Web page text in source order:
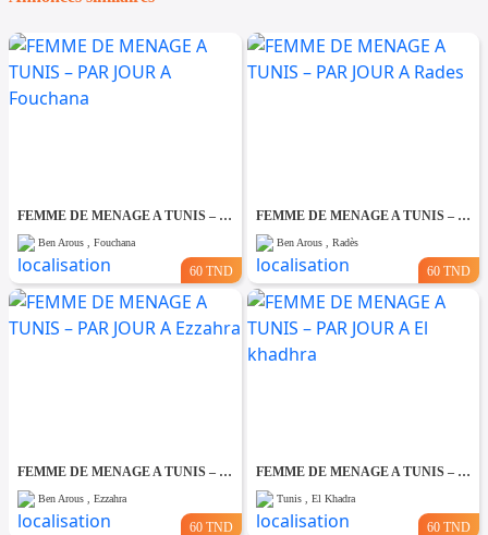
FEMME DE MENAGE A TUNIS – PAR JOUR A Fouchana
Ben Arous , Fouchana
60 TND
FEMME DE MENAGE A TUNIS – PAR JOUR A Rades
Ben Arous , Radès
60 TND
FEMME DE MENAGE A TUNIS – PAR JOUR A Ezzahra
Ben Arous , Ezzahra
60 TND
FEMME DE MENAGE A TUNIS – PAR JOUR A El khadhra
Tunis , El Khadra
60 TND